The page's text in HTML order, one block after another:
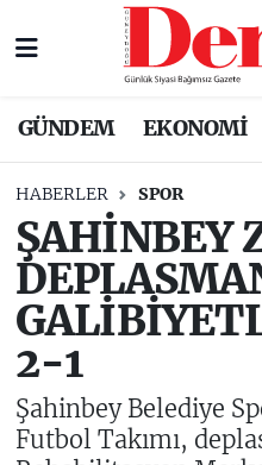
GÜNDEM EKONOMİ
HABERLER SPOR
ŞAHİNBEY
2-1
Şahinbey Belediye
Futbol Takımı,
Nöbetçi Eczaneler
Trafik Durumu
Süper Lig Puan
Tüm Manşetler
Son Dakika
Haber Arşivi